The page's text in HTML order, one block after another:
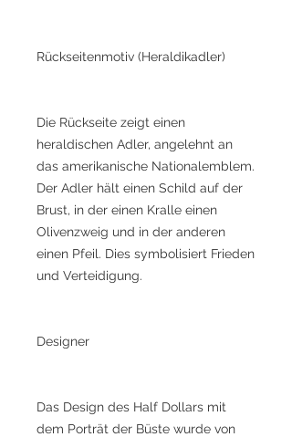
Rückseitenmotiv (Heraldikadler)
Die Rückseite zeigt einen
heraldischen Adler, angelehnt an
das amerikanische Nationalemblem.
Der Adler hält einen Schild auf der
Brust, in der einen Kralle einen
Olivenzweig und in der anderen
einen Pfeil. Dies symbolisiert Frieden
und Verteidigung.
Designer
Das Design des Half Dollars mit
dem Porträt der Büste wurde von